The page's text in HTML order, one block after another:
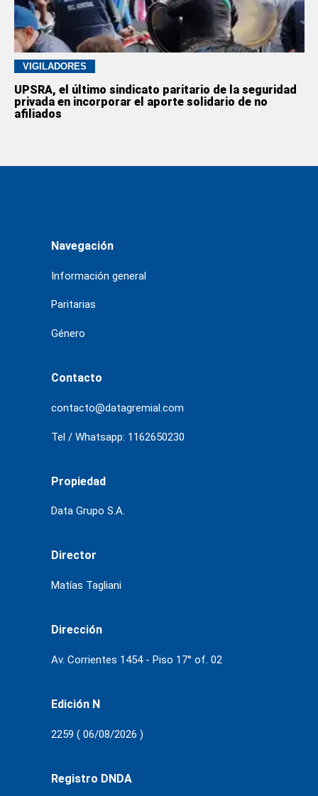
VIGILADORES
UPSRA, el último sindicato paritario de la seguridad
privada en incorporar el aporte solidario de no
afiliados
Navegación
Información general
Paritarias
Género
Contacto
contacto@datagremial.com
Tel / Whatsapp: 1162650230
Propiedad
Data Grupo S.A.
Director
Matías Tagliani
Dirección
Av. Corrientes 1454 - Piso 17° of. 02
Edición N
2259 ( 06/08/2026 )
Registro DNDA